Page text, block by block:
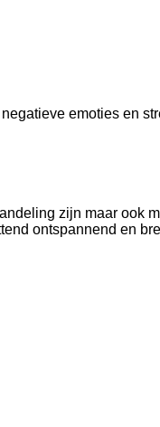
emoties en
zijn maar ook
ontspannend en